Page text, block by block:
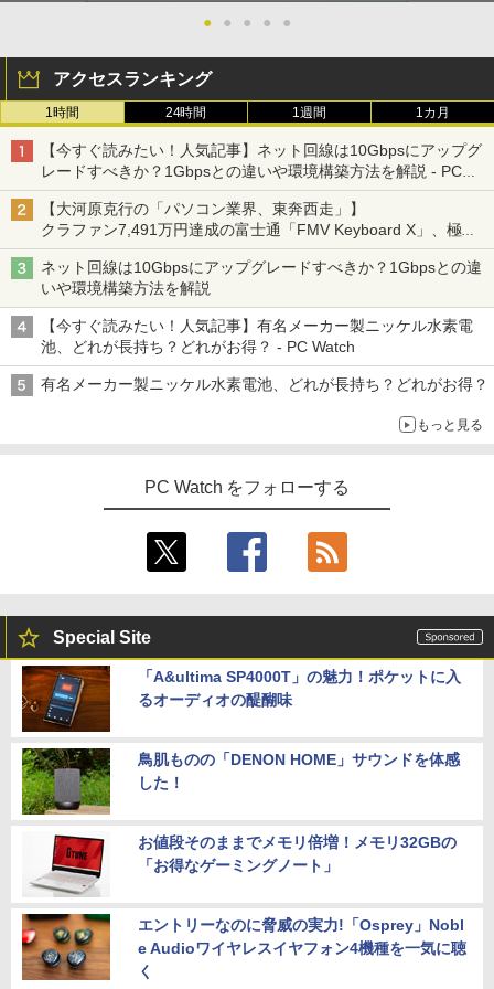
0x1080FHD HDRモード USB Type-C/mi
カバー付テレワーク リモートワーク Z1F
C
￥11,800
5
【楽天1位常連・超800冠獲得】黒/白 モ
ニター 21.5 / 23.8 / 24.5 / 27型 240Hz/2
00Hz /180Hz/165Hz/100Hz ゲーミングモ
ニター 1ms応答 pcモニター パソコン モ
ニター 非光沢 スピーカー内蔵 HDR/Free
sync/VESA cocopar HG-238
￥13,999
リング ANC 36時間再生
● ● ● ● ●
アクセスランキング
1時間 24時間 1週間 1カ月
【今すぐ読みたい！人気記事】ネット回線は10Gbpsにアップグ
レードすべきか？1Gbpsとの違いや環境構築方法を解説 - PC
Watch
【大河原克行の「パソコン業界、東奔西走」】
クラファン7,491万円達成の富士通「FMV Keyboard X」、極限
の静音化を追求
ネット回線は10Gbpsにアップグレードすべきか？1Gbpsとの違
いや環境構築方法を解説
【今すぐ読みたい！人気記事】有名メーカー製ニッケル水素電
池、どれが長持ち？どれがお得？ - PC Watch
有名メーカー製ニッケル水素電池、どれが長持ち？どれがお得？
もっと見る
PC Watch をフォローする
Special Site
「A&ultima SP4000T」の魅力！ポケットに入
るオーディオの醍醐味
鳥肌ものの「DENON HOME」サウンドを体感
した！
お値段そのままでメモリ倍増！メモリ32GBの
「お得なゲーミングノート」
エントリーなのに脅威の実力!「Osprey」Nobl
e Audioワイヤレスイヤフォン4機種を一気に聴
く